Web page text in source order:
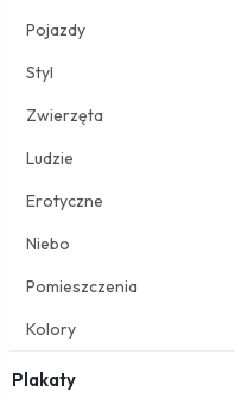
Pojazdy
Styl
Zwierzęta
Ludzie
Erotyczne
Niebo
Pomieszczenia
Kolory
Plakaty